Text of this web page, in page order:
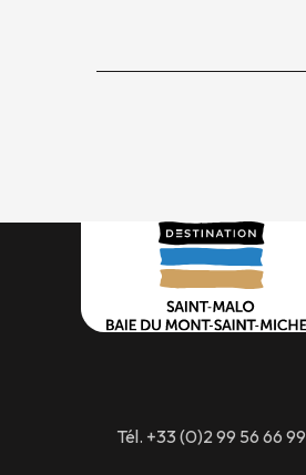
Tél. +33 (0)2 99 56 66 99